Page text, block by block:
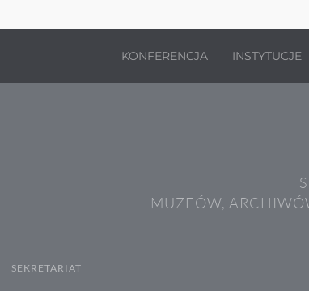
KONFERENCJA INSTYTUCJE
MUZEÓW,
SEKRETARIAT